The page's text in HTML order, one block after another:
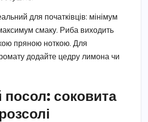
для початківців: мінімум
максимум смаку. Риба виходить
пряною ноткою. Для
додайте цедру лимона чи
соковита